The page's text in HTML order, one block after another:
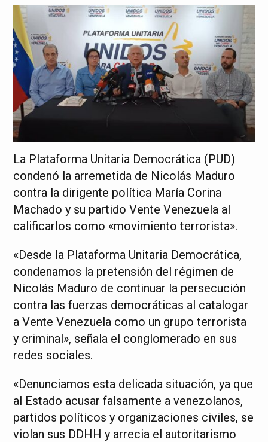
La Plataforma Unitaria Democrática (PUD)
condenó la arremetida de Nicolás Maduro
contra la dirigente política María Corina
Machado y su partido Vente Venezuela al
calificarlos como «movimiento terrorista».
«Desde la Plataforma Unitaria Democrática,
condenamos la pretensión del régimen de
Nicolás Maduro de continuar la persecución
contra las fuerzas democráticas al catalogar
a Vente Venezuela como un grupo terrorista
y criminal», señala el conglomerado en sus
redes sociales.
«Denunciamos esta delicada situación, ya que
al Estado acusar falsamente a venezolanos,
partidos políticos y organizaciones civiles, se
violan sus DDHH y arrecia el autoritarismo